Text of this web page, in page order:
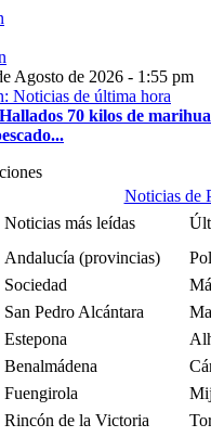
Agosto de 2026 - 1:55 pm
Hallados 70 kilos de
Noticias de
Noticias más leídas
Andalucía (provincias)
Sociedad
San Pedro Alcántara
Estepona
Benalmádena
Fuengirola
Rincón de la Victoria